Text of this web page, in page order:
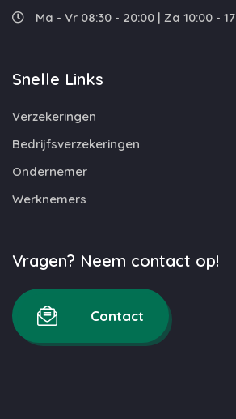
Ma - Vr 08:30 - 20:00 | Za 10:00 -
Snelle Links
Verzekeringen
Bedrijfsverzekeringen
Ondernemer
Werknemers
Vragen? Neem contact op!
Contact